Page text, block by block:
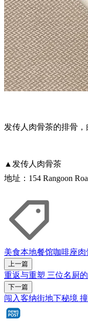
发传人肉骨茶的排骨
▲发传人肉骨茶
地址：154 Rangoon
美食本地餐馆咖啡座肉
上一篇
重返与重塑 三位名厨
下一篇
闯入客纳街地下秘境